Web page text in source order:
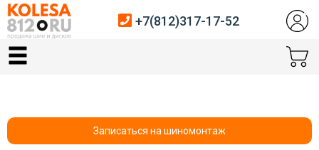
Главная
+7(812)317-17-52
Записаться на шиномонтаж